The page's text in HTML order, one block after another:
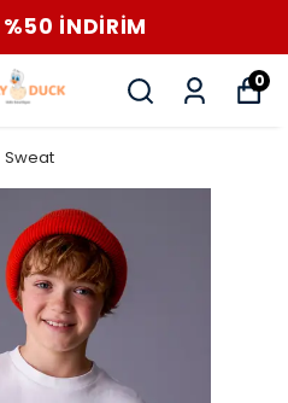
İNDİRİM
0
Sweat